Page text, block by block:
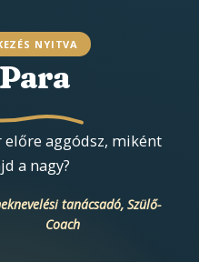
NYITVA
előre aggódsz, miként
a nagy?
tanácsadó, Szülő-
Coach